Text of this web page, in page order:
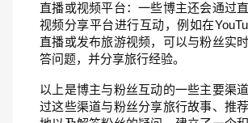
直播或视频平台：一些博主还会通过
视频分享平台进行互动，例如在
直播或发布旅游视频，可以与粉丝实
答问题，并分享旅行经验。
以上是博主与粉丝互动的一些主要渠
过这些渠道与粉丝分享旅行故事、推